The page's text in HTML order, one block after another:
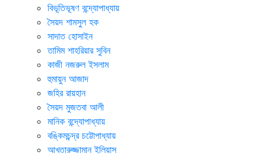
বিভূতিভূষণ বন্দ্যোপাধ্যায়
সৈয়দ শামসুল হক
সাদাত হোসাইন
তামিম শাহরিয়ার সুবিন
কাজী নজরুল ইসলাম
হুমায়ুন আজাদ
জহির রায়হান
সৈয়দ মুজতবা আলী
মানিক বন্দ্যোপাধ্যায়
বঙ্কিমচন্দ্র চট্টোপাধ্যায়
আখতারুজ্জামান ইলিয়াস